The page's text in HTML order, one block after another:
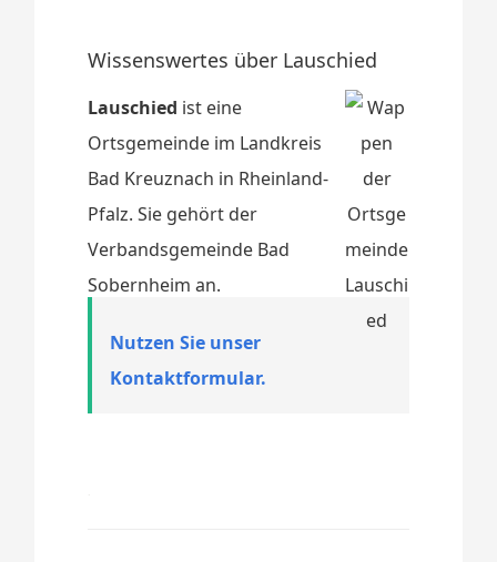
Wissenswertes über Lauschied
Lauschied ist eine
Ortsgemeinde im Landkreis
Bad Kreuznach in Rheinland-
Pfalz. Sie gehört der
Verbandsgemeinde Bad
Sobernheim an.
Nutzen Sie unser
Kontaktformular.